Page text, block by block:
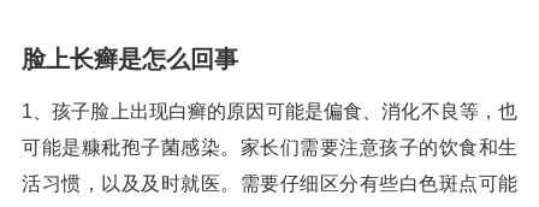
脸上长癣是怎么回事
1、孩子脸上出现白癣的原因可能是偏食、消化不良等，也
可能是糠秕孢子菌感染。家长们需要注意孩子的饮食和生
活习惯，以及及时就医。需要仔细区分有些白色斑点可能